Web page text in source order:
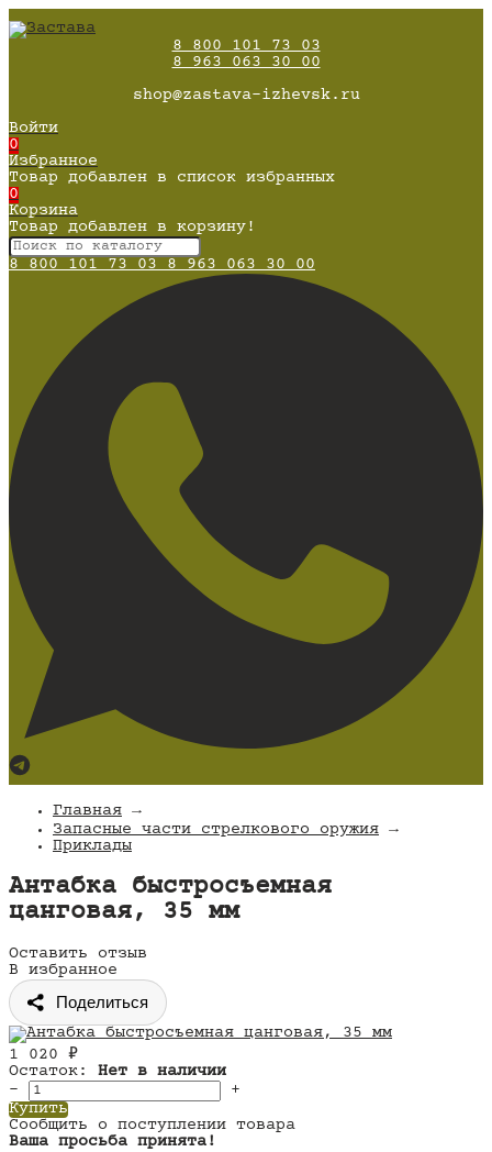
8 800 101 73 03
8 963 063 30 00
shop@zastava-izhevsk.ru
Войти
0
Избранное
Товар добавлен в список избранных
0
Корзина
Товар добавлен в корзину!
8 800 101 73 03 8 963 063 30 00
Главная →
Запасные части стрелкового оружия →
Приклады
Антабка быстросъемная
цанговая, 35 мм
Оставить отзыв
В избранное
Поделиться
1 020 ₽
Остаток:
Нет в наличии
–
+
Купить
Сообщить о поступлении товара
Ваша просьба принята!